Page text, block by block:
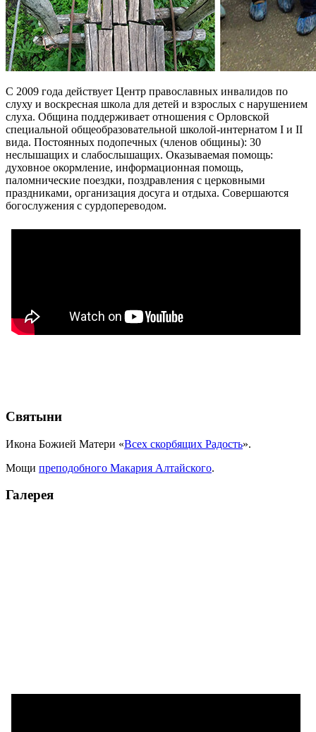
С 2009 года действует Центр православных инвалидов по
слуху и воскресная школа для детей и взрослых с нарушением
слуха. Община поддерживает отношения с Орловской
специальной общеобразовательной школой-интернатом I и II
вида. Постоянных подопечных (членов общины): 30
неслышащих и слабослышащих. Оказываемая помощь:
духовное окормление, информационная помощь,
паломнические поездки, поздравления с церковными
праздниками, организация досуга и отдыха. Совершаются
богослужения с сурдопереводом.
Святыни
Икона Божией Матери «Всех скорбящих Радость».
Мощи преподобного Макария Алтайского.
Галерея